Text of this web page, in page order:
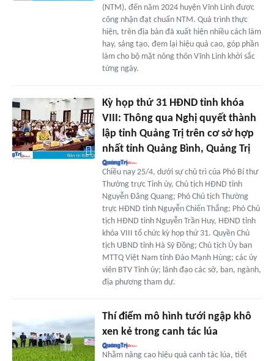
(NTM), đến năm 2024 huyện Vĩnh Linh được
công nhận đạt chuẩn NTM. Quá trình thực
hiện, trên địa bàn đã xuất hiện nhiều cách làm
hay, sáng tạo, đem lại hiệu quả cao, góp phần
làm cho bộ mặt nông thôn Vĩnh Linh khởi sắc
từng ngày.
Kỳ họp thứ 31 HĐND tỉnh khóa
VIII: Thông qua Nghị quyết thành
lập tỉnh Quảng Trị trên cơ sở hợp
nhất tỉnh Quảng Bình, Quảng Trị
Chiều nay 25/4, dưới sự chủ trì của Phó Bí thư
Thường trực Tỉnh ủy, Chủ tịch HĐND tỉnh
Nguyễn Đăng Quang; Phó Chủ tịch Thường
trực HĐND tỉnh Nguyễn Chiến Thắng; Phó Chủ
tịch HĐND tỉnh Nguyễn Trần Huy, HĐND tỉnh
khóa VIII tổ chức kỳ họp thứ 31. Quyền Chủ
tịch UBND tỉnh Hà Sỹ Đồng; Chủ tịch Ủy ban
MTTQ Việt Nam tỉnh Đào Mạnh Hùng; các ủy
viên BTV Tỉnh ủy; lãnh đạo các sở, ban, ngành,
địa phương tham dự.
Thí điểm mô hình tưới ngập khô
xen kẻ trong canh tác lúa
Nhằm nâng cao hiệu quả canh tác lúa, tiết